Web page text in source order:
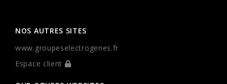
NOS AUTRES SITES
www.groupeselectrogenes.fr
Espace client